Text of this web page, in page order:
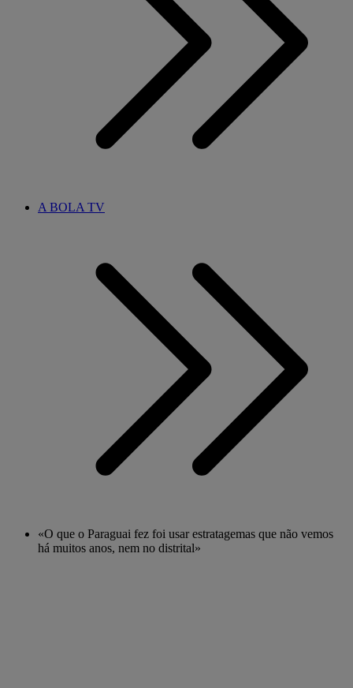
A BOLA TV
«O que o Paraguai fez foi usar estratagemas que não vemos
há muitos anos, nem no distrital»